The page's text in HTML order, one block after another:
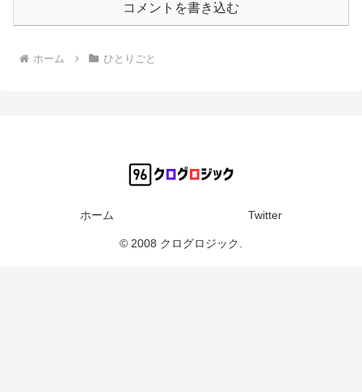
コメントを書き込む
ホーム ひとりごと
ホーム Twitter
© 2008 クログロジック.